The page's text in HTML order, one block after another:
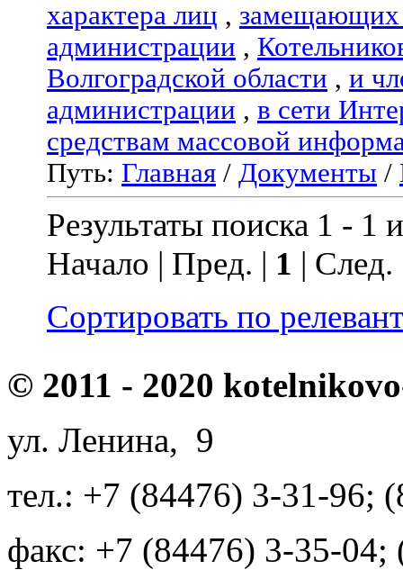
характера лиц , замещающих
администрации ,
Волгоградской области , и
администрации , в сети
средствам массовой
Путь: Главная / Документы /
Результаты поиска 1 - 1
Начало | Пред. | 1 |
Сортировать по
© 2011 - 2020
ул. Ленина, 9
тел.: +7 (84476) 3-31-96;
факс: +7 (84476) 3-35-04;